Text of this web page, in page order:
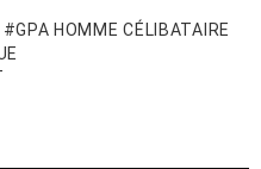
GPA HOMME CÉLIBATAIRE